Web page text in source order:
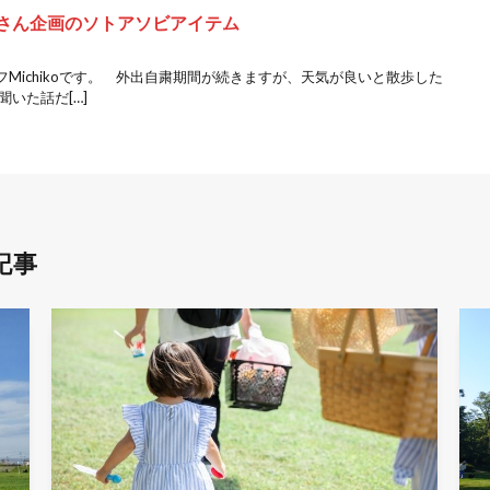
ん企画のソトアソビアイテム
Michikoです。 外出自粛期間が続きますが、天気が良いと散歩した
いた話だ[…]
事